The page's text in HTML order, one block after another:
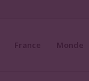
France Monde